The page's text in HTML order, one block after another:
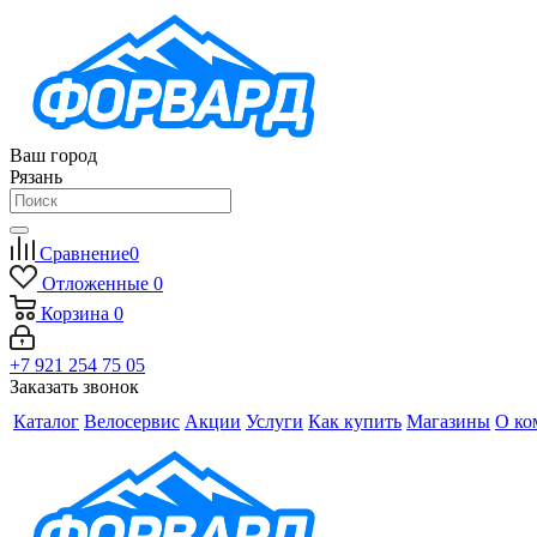
Ваш город
Рязань
Сравнение0
Отложенные 0
Корзина 0
+7 921 254 75 05
Заказать звонок
Каталог Велосервис Акции Услуги Как купить Магазины О